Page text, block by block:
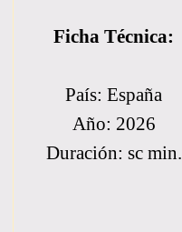
Ficha Técnica:
País: España
Año: 2026
Duración: sc min.